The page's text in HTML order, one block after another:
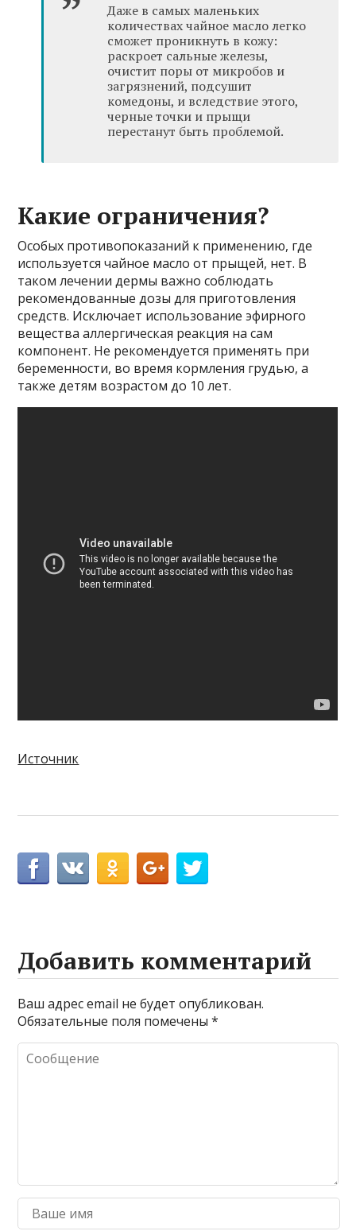
Даже в самых маленьких
количествах чайное масло легко
сможет проникнуть в кожу:
раскроет сальные железы,
очистит поры от микробов и
загрязнений, подсушит
комедоны, и вследствие этого,
черные точки и прыщи
перестанут быть проблемой.
Какие ограничения?
Особых противопоказаний к применению, где
используется чайное масло от прыщей, нет. В
таком лечении дермы важно соблюдать
рекомендованные дозы для приготовления
средств. Исключает использование эфирного
вещества аллергическая реакция на сам
компонент. Не рекомендуется применять при
беременности, во время кормления грудью, а
также детям возрастом до 10 лет.
Источник
Добавить комментарий
Ваш адрес email не будет опубликован.
Обязательные поля помечены*